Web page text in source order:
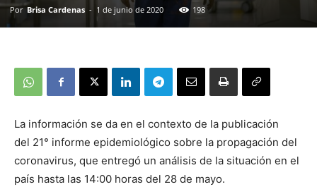
Por Brisa Cardenas - 1 de junio de 2020 198
La información se da en el contexto de la publicación
del 21° informe epidemiológico sobre la propagación del
coronavirus, que entregó un análisis de la situación en el
país hasta las 14:00 horas del 28 de mayo.